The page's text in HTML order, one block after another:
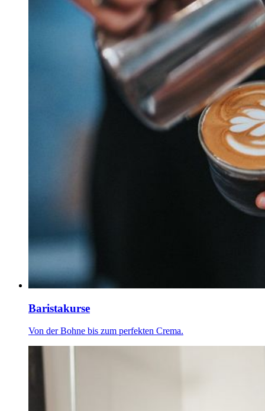
Baristakurse
Von der Bohne bis zum perfekten Crema.